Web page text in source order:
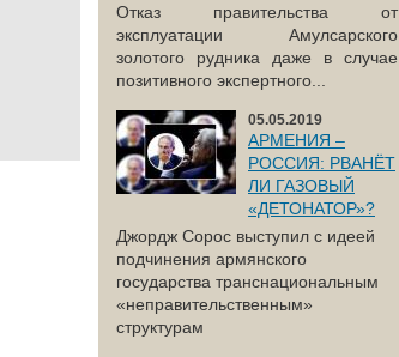
Отказ правительства от
эксплуатации Амулсарского
золотого рудника даже в случае
позитивного экспертного...
05.05.2019
АРМЕНИЯ –
РОССИЯ: РВАНЁТ
ЛИ ГАЗОВЫЙ
«ДЕТОНАТОР»?
Джордж Сорос выступил с идеей
подчинения армянского
государства транснациональным
«неправительственным»
структурам